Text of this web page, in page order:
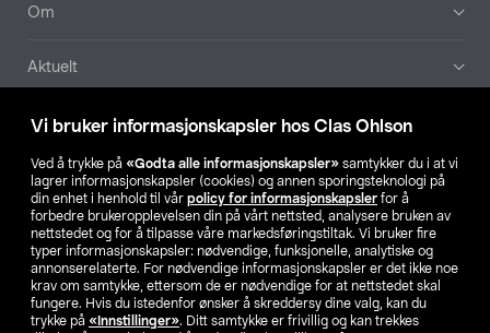
Vi bruker informasjonskapsler hos Clas Ohlson
Ved å trykke på «Godta alle informasjonskapsler» samtykker du i at vi
lagrer informasjonskapsler (cookies) og annen sporingsteknologi på
din enhet i henhold til vår policy for informasjonskapsler for å
forbedre brukeropplevelsen din på vårt nettsted, analysere bruken av
nettstedet og for å tilpasse våre markedsføringstiltak. Vi bruker fire
typer informasjonskapsler: nødvendige, funksjonelle, analytiske og
annonserelaterte. For nødvendige informasjonskapsler er det ikke noe
krav om samtykke, ettersom de er nødvendige for at nettstedet skal
fungere. Hvis du istedenfor ønsker å skreddersy dine valg, kan du
trykke på «Innstillinger». Ditt samtykke er frivillig og kan trekkes
Om
Aktuelt
Våre selskaper
Finn din butikk
SE NO FI